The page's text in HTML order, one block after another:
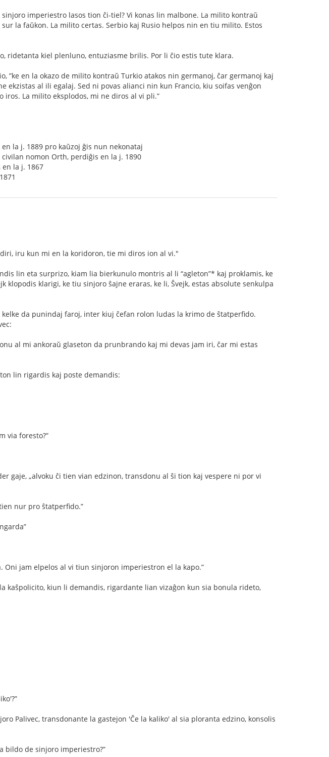
imperiestro lasos tion ĉi-tiel? Vi konas lin malbone. La milito kontraŭ
la faŭkon. La milito certas. Serbio kaj Rusio helpos nin en tiu milito. Estos
ridetanta kiel plenluno, entuziasme brilis. Por li ĉio estis tute klara.
”ke en la okazo de milito kontraŭ Turkio atakos nin germanoj, ĉar germanoj kaj
al ili egalaj. Sed ni povas alianci nin kun Francio, kiu soifas venĝon
La milito eksplodos, mi ne diros al vi pli.”
la j. 1889 pro kaŭzoj ĝis nun nekonataj
nomon Orth, perdiĝis en la j. 1890
la j. 1867
iru kun mi en la koridoron, tie mi diros ion al vi."
lin eta surprizo, kiam lia bierkunulo montris al li “agleton”* kaj proklamis, ke
klopodis klarigi, ke tiu sinjoro ŝajne eraras, ke li, Ŝvejk, estas absolute senkulpa
da punindaj faroj, inter kiuj ĉefan rolon ludas la krimo de ŝtatperﬁdo.
al mi ankoraŭ glaseton da prunbrando kaj mi devas jam iri, ĉar mi estas
lin rigardis kaj poste demandis:
via foresto?”
gaje, „alvoku ĉi tien vian edzinon, transdonu al ŝi tion kaj vespere ni por vi
nur pro ŝtatperﬁdo.”
jam elpelos al vi tiun sinjoron imperiestron el la kapo.”
kaŝpolicito, kiun li demandis, rigardante lian vizaĝon kun sia bonula rideto,
Palivec, transdonante la gastejon 'Ĉe la kaliko' al sia ploranta edzino, konsolis
bildo de sinjoro imperiestro?”